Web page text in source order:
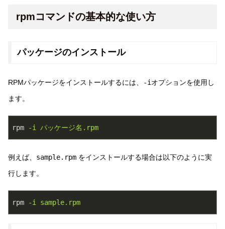
rpmコマンドの基本的な使い方
パッケージのインストール
RPMパッケージをインストールするには、 -iオプションを使用し
ます。
rpm -i パッケージ名.rpm
例えば、 sample.rpm をインストールする場合は以下のように実
行します。
rpm -i sample.rpm